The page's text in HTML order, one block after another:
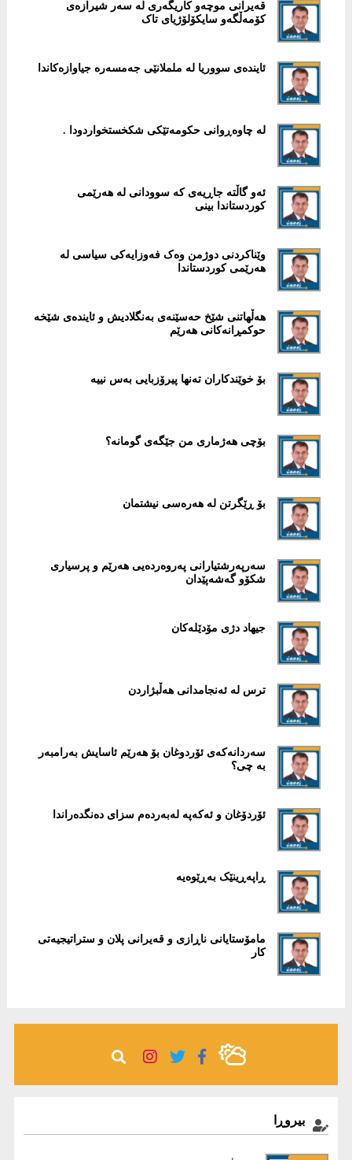
قەیرانی موچەو کاریگەری لە سەر شیرازەی
کۆمەڵگەو سایکۆلۆژیای تاک
ئایندەی سووریا لە ململانێی جەمسەرە جیاوازەکاندا
لە چاوەڕوانی حکومەتێکی شکخستخواردودا .
ئەو گاڵتە جاڕیەی کە سوودانی لە هەرێمی
کوردستاندا بینی
وێناکردنی دوژمن وەک فەوزایەکی سیاسی لە
هەرێمی کوردستاندا
هەڵهاتنی شێخ حەسێنەی بەنگلادیش و ئایندەی شێخە
حوکمڕانەکانی هەرێم
بۆ خوێندکاران تەنها پیرۆزبایی بەس نییە
بۆچی هەژماری من جێگەی گومانە؟
بۆ ڕێگرتن لە هەرەسی نیشتمان
سەرپەرشتیارانی پەروەردەیی هەرێم و پرسیاری
شکۆو گەشەپێدان
جیهاد دژی مۆدێلەکان
ترس لە ئەنجامدانی هەڵبژاردن
سەردانەکەی ئۆردوغان بۆ هەرێم ئاسایش بەرامبەر
بە چی؟
ئۆردۆغان و ئەکەپە لەبەردەم سزای دەنگدەراندا
ڕاپەڕینێک بەڕێوەیە
مامۆستایانی ناڕازی و قەیرانی پلان و ستراتیجیەتی
کار
بیروڕا